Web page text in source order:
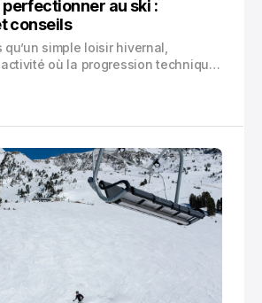
au ski :
conseils
simple loisir hivernal,
où la progression technique
La maîtrise des différentes